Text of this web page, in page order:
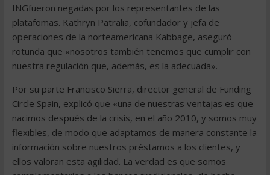
INGfueron negadas por los representantes de las
platafomas. Kathryn Patralia, cofundador y jefa de
operaciones de la norteamericana Kabbage, aseguró
rotunda que «nosotros también tenemos que cumplir con
nuestra regulación que, además, es la adecuada».
Por su parte Francisco Sierra, director general de Funding
Circle Spain, explicó que «una de nuestras ventajas es que
nacimos después de la crisis, en el año 2010, y somos muy
flexibles, de modo que adaptamos de manera constante la
información sobre nuestros préstamos a los clientes, y
ellos valoran esta agilidad. La verdad es que somos